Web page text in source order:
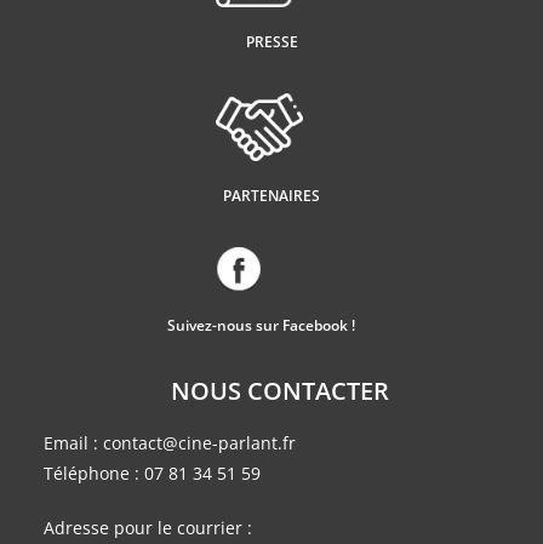
PRESSE
PARTENAIRES
Suivez-nous sur Facebook !
NOUS CONTACTER
Email : contact@cine-parlant.fr
Téléphone : 07 81 34 51 59
Adresse pour le courrier :